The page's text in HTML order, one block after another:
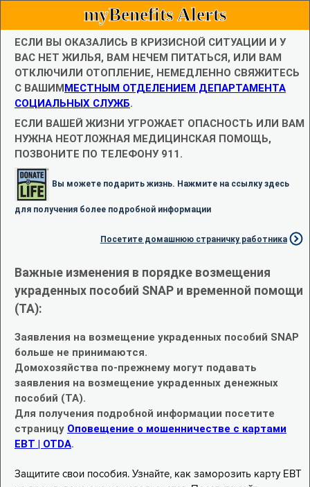
myBenefits Alerts
ЕСЛИ ВЫ ОКАЗАЛИСЬ В КРИЗИСНОЙ СИТУАЦИИ И У
ВАС НЕТ ЖИЛЬЯ, ВАМ НЕЧЕМ ПИТАТЬСЯ, ИЛИ ВАМ
ОТКЛЮЧИЛИ ОТОПЛЕНИЕ, НЕМЕДЛЕННО СВЯЖИТЕСЬ
С ВАШИММЕСТНЫМ ОТДЕЛЕНИЕМ ДЕПАРТАМЕНТА
СОЦИАЛЬНЫХ СЛУЖБ.
ЕСЛИ ВАШЕЙ ЖИЗНИ УГРОЖАЕТ ОПАСНОСТЬ ИЛИ ВАМ
НУЖНА НЕОТЛОЖНАЯ МЕДИЦИНСКАЯ ПОМОЩЬ,
ПОЗВОНИТЕ ПО ТЕЛЕФОНУ 911.
Вы можете подарить жизнь. Нажмите на ссылку здесь
для получения более подробной информации
Посетите домашнюю страничку работника
Важные изменения в порядке возмещения
украденных пособий SNAP и временной помощи
(TA):
Заявления на возмещение украденных пособий SNAP
больше не принимаются.
Домохозяйства по-прежнему могут подавать
заявления на возмещение украденных денежных
пособий (TA).
Для получения подробной информации посетите
страницу Оповещение о мошенничестве с картами
EBT | OTDA.
Защитите свои пособия. Узнайте, как заморозить карту EBT